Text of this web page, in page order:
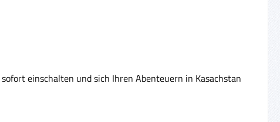
einschalten und sich Ihren Abenteuern in Kasachstan